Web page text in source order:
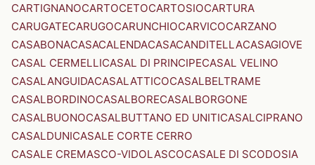
CARTIGNANOCARTOCETOCARTOSIOCARTURA
CARUGATECARUGOCARUNCHIOCARVICOCARZANO
CASABONACASACALENDACASACANDITELLACASAGIOVE
CASAL CERMELLICASAL DI PRINCIPECASAL VELINO
CASALANGUIDACASALATTICOCASALBELTRAME
CASALBORDINOCASALBORECASALBORGONE
CASALBUONOCASALBUTTANO ED UNITICASALCIPRANO
CASALDUNICASALE CORTE CERRO
CASALE CREMASCO-VIDOLASCOCASALE DI SCODOSIA